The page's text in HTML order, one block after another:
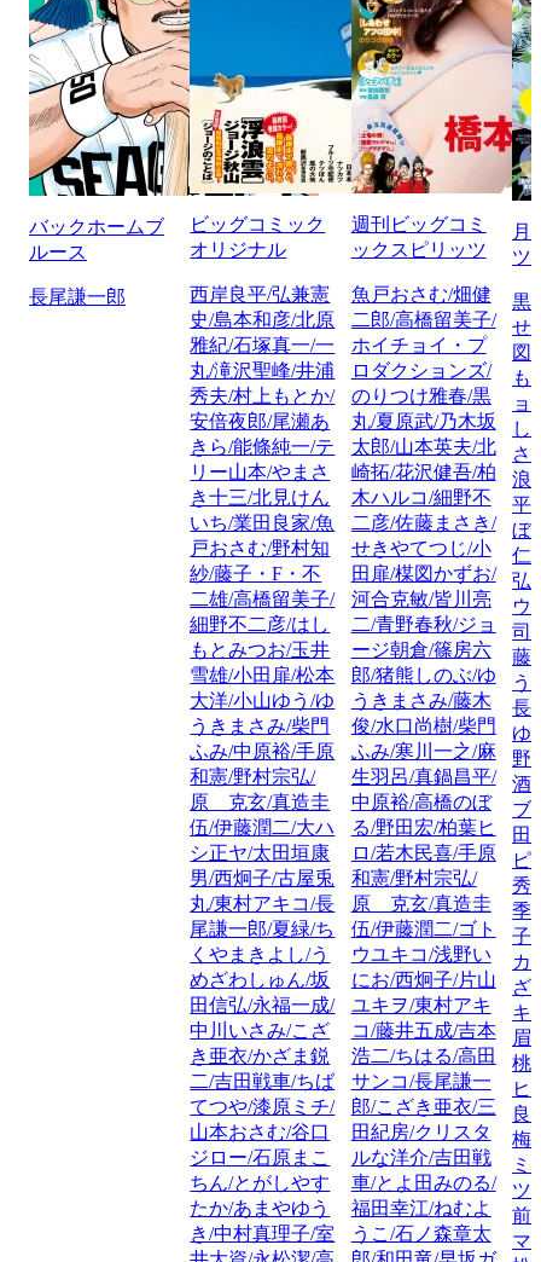
バックホームブ
ルース
長尾謙一郎
ビッグコミック
オリジナル
西岸良平/弘兼憲
史/島本和彦/北原
雅紀/石塚真一/一
丸/滝沢聖峰/井浦
秀夫/村上もとか/
安倍夜郎/尾瀬あ
きら/能條純一/テ
リー山本/やまさ
き十三/北見けん
いち/業田良家/魚
戸おさむ/野村知
紗/藤子・F・不
二雄/高橋留美子/
細野不二彦/はし
もとみつお/玉井
雪雄/小田扉/松本
大洋/小山ゆう/ゆ
うきまさみ/柴門
ふみ/中原裕/手原
和憲/野村宗弘/
原 克玄/真造圭
伍/伊藤潤二/大ハ
シ正ヤ/太田垣康
男/西炯子/古屋兎
丸/東村アキコ/長
尾謙一郎/夏緑/ち
くやまきよし/う
めざわしゅん/坂
田信弘/永福一成/
中川いさみ/こざ
き亜衣/かざま鋭
二/吉田戦車/ちば
てつや/漆原ミチ/
山本おさむ/谷口
ジロー/石原まこ
ちん/とがしやす
たか/あまやゆう
き/中村真理子/室
週刊ビッグコミ
ックスピリッツ
魚戸おさむ/畑健
二郎/高橋留美子/
ホイチョイ・プ
ロダクションズ/
のりつけ雅春/黒
丸/夏原武/乃木坂
太郎/山本英夫/北
崎拓/花沢健吾/柏
木ハルコ/細野不
二彦/佐藤まさき/
せきやてつじ/小
田扉/楳図かずお/
河合克敏/皆川亮
二/青野春秋/ジョ
ージ朝倉/篠房六
郎/猪熊しのぶ/ゆ
うきまさみ/藤木
俊/水口尚樹/柴門
ふみ/寒川一之/麻
生羽呂/真鍋昌平/
中原裕/高橋のぼ
る/野田宏/柏葉ヒ
ロ/若木民喜/手原
和憲/野村宗弘/
原 克玄/真造圭
伍/伊藤潤二/ゴト
ウユキコ/浅野い
にお/西炯子/片山
ユキヲ/東村アキ
コ/藤井五成/吉本
浩二/ちはる/高田
サンコ/長尾謙一
郎/こざき亜衣/三
田紀房/クリスタ
ルな洋介/吉田戦
車/とよ田みのる/
福田幸江/ねむよ
うこ/石ノ森章太
月
ツ
黒
せ
図
も
ョ
し
さ
浪
平/
ぼ
仁
弘/
ウ
司/
藤
う
長
ゆ
野
酒
ブ
田
ピ
秀
季/
子/
カ
ざ
キ
眉
桃/
ヒ
良
梅
ミ
ツ
前
マ